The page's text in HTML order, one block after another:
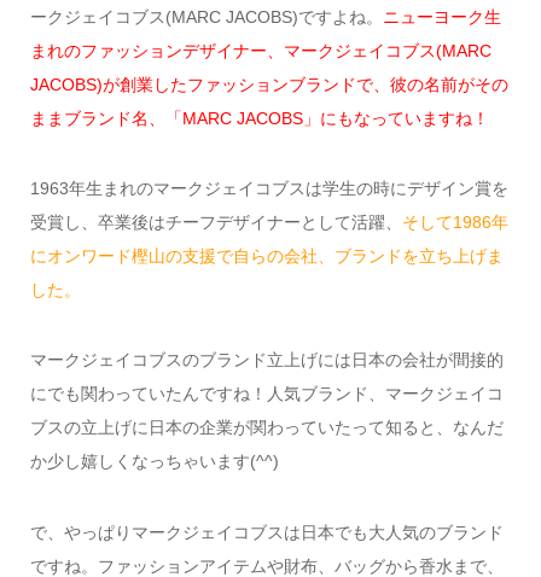
ークジェイコブス(MARC JACOBS)ですよね。 ニューヨーク生
まれのファッションデザイナー、マークジェイコブス(MARC
JACOBS)が創業したファッションブランドで、彼の名前がその
ままブランド名、「MARC JACOBS」にもなっていますね！
1963年生まれのマークジェイコブスは学生の時にデザイン賞を
受賞し、卒業後はチーフデザイナーとして活躍、 そして1986年
にオンワード樫山の支援で自らの会社、ブランドを立ち上げま
した。
マークジェイコブスのブランド立上げには日本の会社が間接的
にでも関わっていたんですね！人気ブランド、マークジェイコ
ブスの立上げに日本の企業が関わっていたって知ると、なんだ
か少し嬉しくなっちゃいます(^^)
で、やっぱりマークジェイコブスは日本でも大人気のブランド
ですね。ファッションアイテムや財布、バッグから香水まで、